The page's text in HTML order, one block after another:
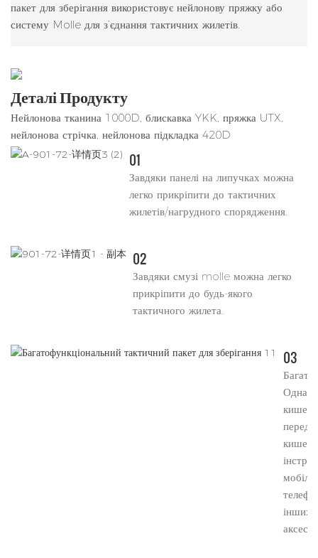
пакет для зберігання використовує нейлонову пряжку або
систему Molle для з’єднання тактичних жилетів.
Деталі Продукту
Нейлонова тканина 1000D, блискавка YKK, пряжка UTX,
нейлонова стрічка, нейлонова підкладка 420D
01
Завдяки панелі на липучках можна
легко прикріпити до тактичних
жилетів/нагрудного спорядження.
02
Завдяки смузі molle можна легко
прикріпити до будь-якого
тактичного жилета.
03
Одна
інших